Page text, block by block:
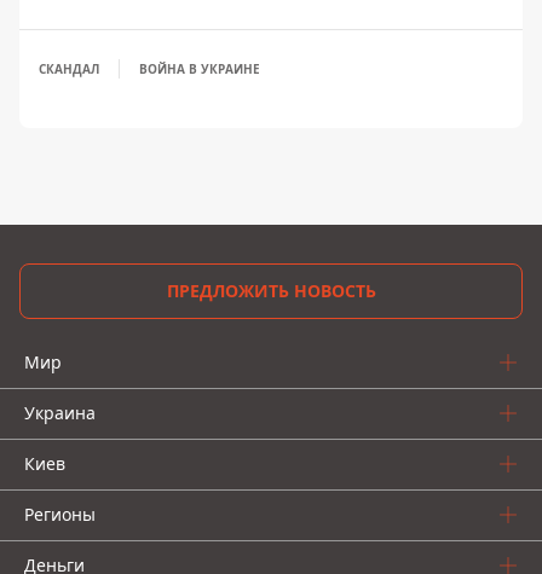
СКАНДАЛ ВОЙНА В УКРАИНЕ
ПРЕДЛОЖИТЬ НОВОСТЬ
Мир
Украина
Киев
Регионы
Деньги